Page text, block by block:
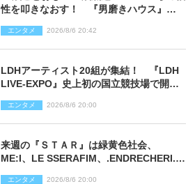
性を叩きなおす！ 『男磨きハウス』第2
エンタメ 2026/8/6 20:42
LDHアーティスト20組が集結！ 『LDH
LIVE‐EXPO』史上初の国立競技場で開催
エンタメ 2026/8/6 20:00
来週の『ＳＴＡＲ』は緑黄色社会、
ME:I、LE SSERAFIM、.ENDRECHERI.が
エンタメ 2026/8/6 20:00